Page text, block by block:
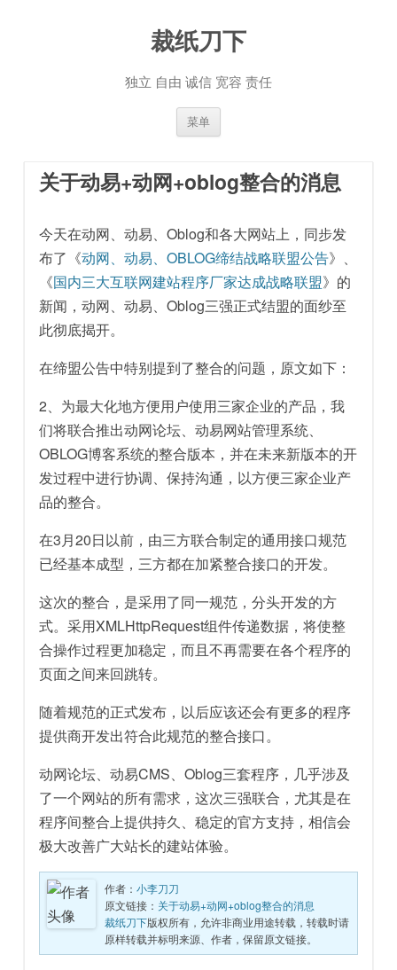
裁纸刀下
独立 自由 诚信 宽容 责任
菜单
关于动易+动网+oblog整合的消息
今天在动网、动易、Oblog和各大网站上，同步发
布了《动网、动易、OBLOG缔结战略联盟公告》、
《国内三大互联网建站程序厂家达成战略联盟》的
新闻，动网、动易、Oblog三强正式结盟的面纱至
此彻底揭开。
在缔盟公告中特别提到了整合的问题，原文如下：
2、为最大化地方便用户使用三家企业的产品，我
们将联合推出动网论坛、动易网站管理系统、
OBLOG博客系统的整合版本，并在未来新版本的开
发过程中进行协调、保持沟通，以方便三家企业产
品的整合。
在3月20日以前，由三方联合制定的通用接口规范
已经基本成型，三方都在加紧整合接口的开发。
这次的整合，是采用了同一规范，分头开发的方
式。采用XMLHttpRequest组件传递数据，将使整
合操作过程更加稳定，而且不再需要在各个程序的
页面之间来回跳转。
随着规范的正式发布，以后应该还会有更多的程序
提供商开发出符合此规范的整合接口。
动网论坛、动易CMS、Oblog三套程序，几乎涉及
了一个网站的所有需求，这次三强联合，尤其是在
程序间整合上提供持久、稳定的官方支持，相信会
极大改善广大站长的建站体验。
作者：小李刀刀
原文链接： 关于动易+动网+oblog整合的消息
裁纸刀下版权所有，允许非商业用途转载，转载时请
原样转载并标明来源、作者，保留原文链接。